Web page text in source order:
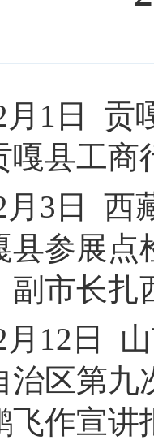
月1日 贡
嘎县工商
月3日 西
县参展点
副市长扎
月12日
治区第九
飞作宣讲